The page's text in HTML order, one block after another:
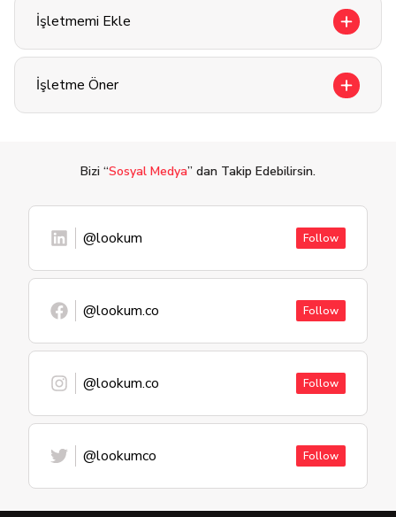
İşletmemi Ekle
İşletme Öner
Bizi “Sosyal Medya” dan Takip Edebilirsin.
@lookum Follow
@lookum.co Follow
@lookum.co Follow
@lookumco Follow